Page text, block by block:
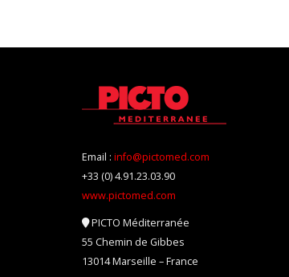
Email : info@pictomed.com
+33 (0) 4.91.23.03.90
www.pictomed.com
PICTO Méditerranée
55 Chemin de Gibbes
13014 Marseille – France